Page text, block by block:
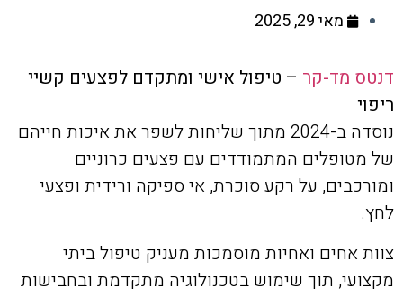
מאי 29, 2025
דנטס מד-קר – טיפול אישי ומתקדם לפצעים קשיי
ריפוי
נוסדה ב-2024 מתוך שליחות לשפר את איכות חייהם
של מטופלים המתמודדים עם פצעים כרוניים
ומורכבים, על רקע סוכרת, אי ספיקה ורידית ופצעי
לחץ.
צוות אחים ואחיות מוסמכות מעניק טיפול ביתי
מקצועי, תוך שימוש בטכנולוגיה מתקדמת ובחבישות